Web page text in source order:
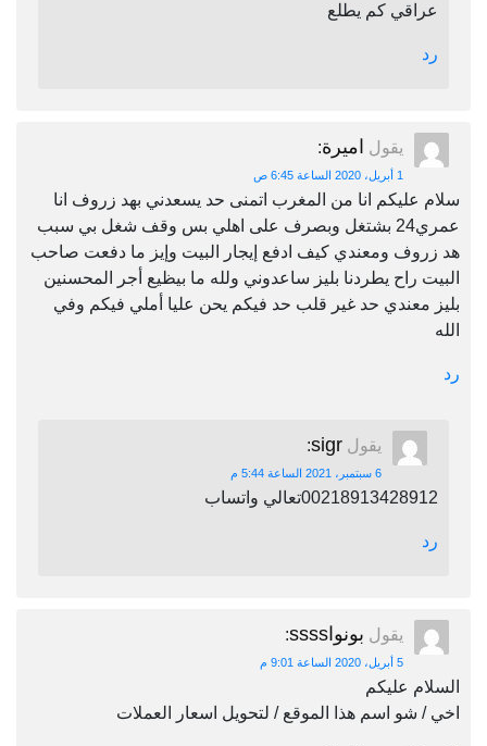
عراقي كم يطلع
رد
يقول اميرة:
1 أبريل، 2020 الساعة 6:45 ص
سلام عليكم انا من المغرب اتمنى حد يسعدني بهد زروف انا
عمري24 بشتغل وبصرف على اهلي بس وقف شغل بي سبب
هد زروف ومعندي كيف ادفع إيجار البيت وإيز ما دفعت صاحب
البيت راح يطردنا بليز ساعدوني ولله ما بيظيع أجر المحسنين
بليز معندي حد غير قلب حد فيكم يحن عليا أملي فيكم وفي
الله
رد
يقول sigr
:
6 سبتمبر، 2021 الساعة 5:44 م
00218913428912تعالي واتساب
رد
يقول بونواssss :
5 أبريل، 2020 الساعة 9:01 م
السلام عليكم
اخي / شو اسم هذا الموقع / لتحويل اسعار العملات